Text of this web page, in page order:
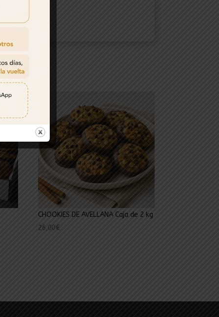
CHOOKIES DE AVELLANA Caja de 2 kg
26,00€